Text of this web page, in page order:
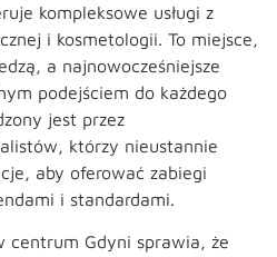
kompleksowe usługi z
i kosmetologii. To miejsce,
a najnowocześniejsze
podejściem do każdego
jest przez
którzy nieustannie
aby oferować zabiegi
i standardami.
centrum Gdyni sprawia, że